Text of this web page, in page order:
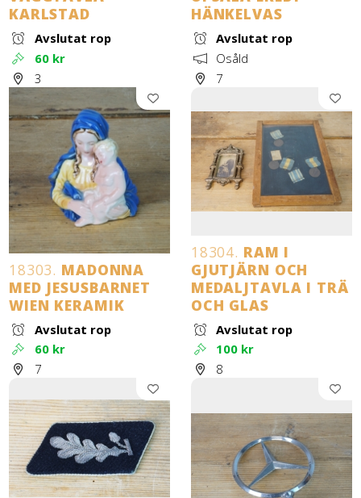
KARLSTAD
Avslutat rop
60 kr
3
HÄNKELVAS
Avslutat rop
Osåld
7
18303. MADONNA
MED JESUSBARNET
WIEN KERAMIK
Avslutat rop
60 kr
7
18304. RAM I
GJUTJÄRN OCH
MEDALJTAVLA I TRÄ
OCH GLAS
Avslutat rop
100 kr
8